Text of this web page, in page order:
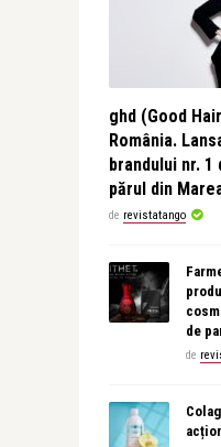
ghd (Good
România.
brandului nr.
părul din
de revistatango
de
de